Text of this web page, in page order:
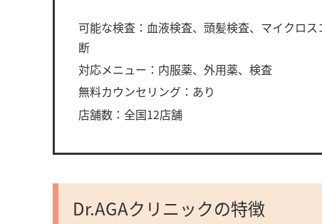
可能な検査：血液検査、頭髪検査、マイクロス
断
対応メニュー：内服薬、外用薬、検査
無料カウンセリング：あり
店舗数：全国12店舗
Dr.AGAクリニックの特徴